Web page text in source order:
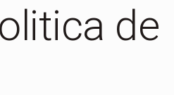
de